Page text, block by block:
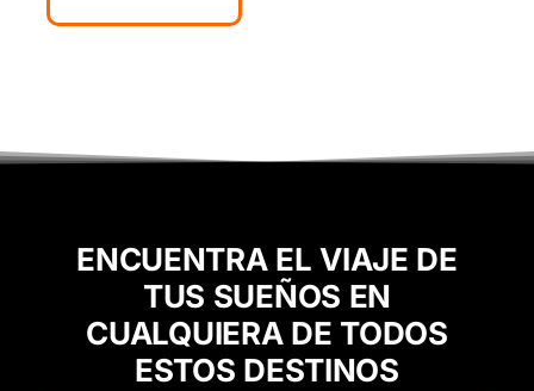
ENCUENTRA EL VIAJE DE
TUS SUEÑOS EN
CUALQUIERA DE TODOS
ESTOS DESTINOS